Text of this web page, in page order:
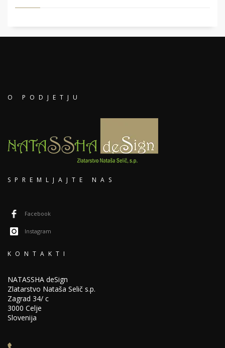
O PODJETJU
SPREMLJAJTE NAS
Facebook
Instagram
KONTAKTI
NATASSHA deSign
Zlatarstvo Nataša Selič s.p.
Zagrad 34/ c
3000 Celje
Slovenija